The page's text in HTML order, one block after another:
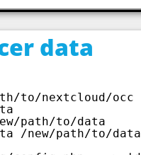
data
to/nextcloud/occ
path/to/data
/new/path/to/data